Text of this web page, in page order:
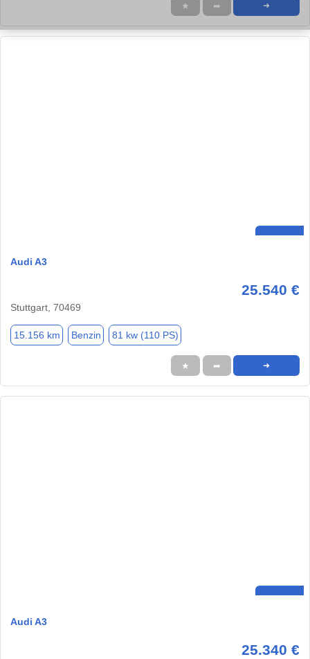
★ ➦ ➜
Audi A3
25.540 €
Stuttgart, 70469
15.156 km Benzin 81 kw (110 PS)
★ ➦ ➜
Audi A3
25.340 €